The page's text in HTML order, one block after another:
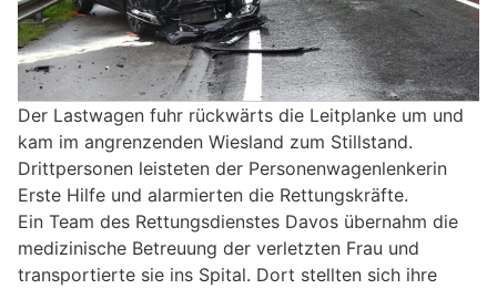
Der Lastwagen fuhr rückwärts die Leitplanke um und
kam im angrenzenden Wiesland zum Stillstand.
Drittpersonen leisteten der Personenwagenlenkerin
Erste Hilfe und alarmierten die Rettungskräfte.
Ein Team des Rettungsdienstes Davos übernahm die
medizinische Betreuung der verletzten Frau und
transportierte sie ins Spital. Dort stellten sich ihre